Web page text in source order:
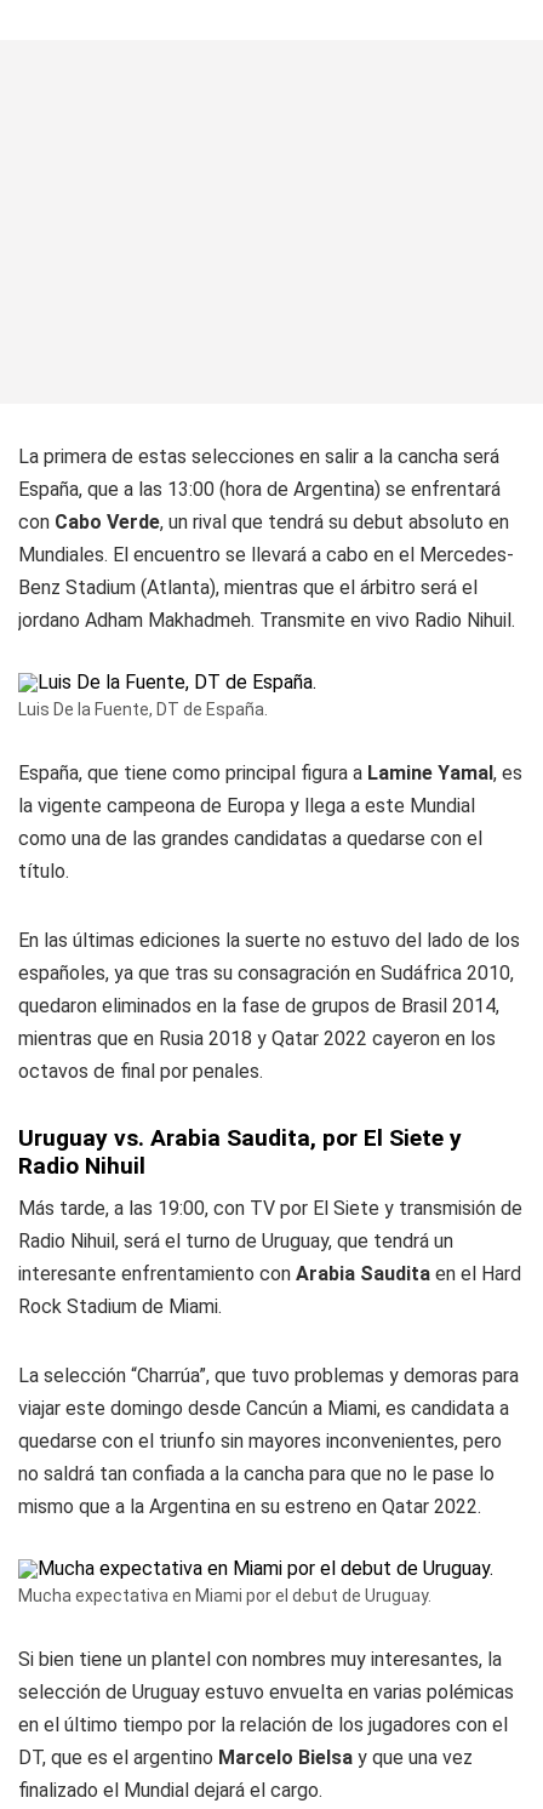
La primera de estas selecciones en salir a la cancha será
España, que a las 13:00 (hora de Argentina) se enfrentará
con Cabo Verde, un rival que tendrá su debut absoluto en
Mundiales. El encuentro se llevará a cabo en el Mercedes-
Benz Stadium (Atlanta), mientras que el árbitro será el
jordano Adham Makhadmeh. Transmite en vivo Radio Nihuil.
Luis De la Fuente, DT de España.
España, que tiene como principal figura a Lamine Yamal, es
la vigente campeona de Europa y llega a este Mundial
como una de las grandes candidatas a quedarse con el
título.
En las últimas ediciones la suerte no estuvo del lado de los
españoles, ya que tras su consagración en Sudáfrica 2010,
quedaron eliminados en la fase de grupos de Brasil 2014,
mientras que en Rusia 2018 y Qatar 2022 cayeron en los
octavos de final por penales.
Uruguay vs. Arabia Saudita, por El Siete y
Radio Nihuil
Más tarde, a las 19:00, con TV por El Siete y transmisión de
Radio Nihuil, será el turno de Uruguay, que tendrá un
interesante enfrentamiento con Arabia Saudita en el Hard
Rock Stadium de Miami.
La selección “Charrúa”, que tuvo problemas y demoras para
viajar este domingo desde Cancún a Miami, es candidata a
quedarse con el triunfo sin mayores inconvenientes, pero
no saldrá tan confiada a la cancha para que no le pase lo
mismo que a la Argentina en su estreno en Qatar 2022.
Mucha expectativa en Miami por el debut de Uruguay.
Si bien tiene un plantel con nombres muy interesantes, la
selección de Uruguay estuvo envuelta en varias polémicas
en el último tiempo por la relación de los jugadores con el
DT, que es el argentino Marcelo Bielsa y que una vez
finalizado el Mundial dejará el cargo.